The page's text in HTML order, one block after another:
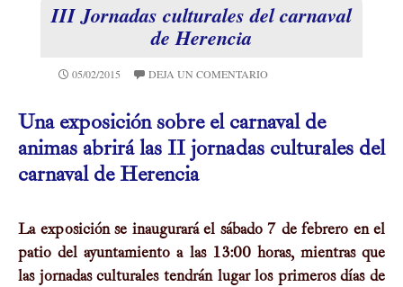
III Jornadas culturales del carnaval
de Herencia
05/02/2015 DEJA UN COMENTARIO
Una exposición sobre el carnaval de
animas abrirá las II jornadas culturales del
carnaval de Herencia
La exposición se inaugurará el sábado 7 de febrero en el
patio del ayuntamiento a las 13:00 horas, mientras que
las jornadas culturales tendrán lugar los primeros dí­as de